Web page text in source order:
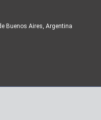
Buenos Aires, Argentina